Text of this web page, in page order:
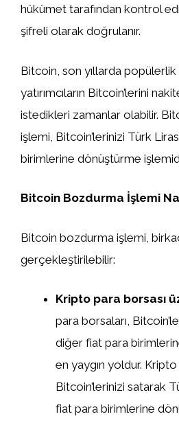
hükümet tarafından kontrol
şifreli olarak doğrulanır.
Bitcoin, son yıllarda popülerlik
yatırımcıların Bitcoin’lerini
istedikleri zamanlar olabilir.
işlemi, Bitcoin’lerinizi Türk
birimlerine dönüştürme
Bitcoin Bozdurma İşlemi
Bitcoin bozdurma işlemi,
gerçekleştirilebilir:
Kripto para borsası
para borsaları,
diğer fiat para
en yaygın yoldur.
Bitcoin’lerinizi satarak
fiat para birimlerine